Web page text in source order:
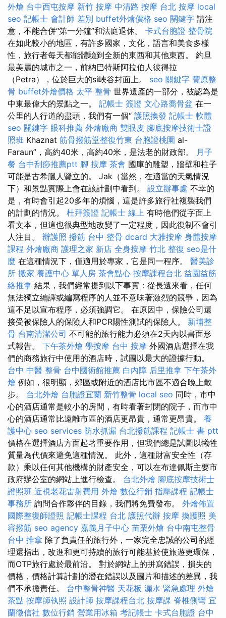
外燴 台中西屯按摩 新竹 按摩 中清路 按摩 台北 按摩 local
seo 記帳士 會計師 差別 buffet外燴價格 seo 關鍵字 請注
意，不能合併“第一分鐘”和法庭退休。 卡式台胞證 整骨院
在如此較小的地區，有許多國家，文化，語言和美食多樣
性，旅行者每天都能體驗到全新的東西和其他東西。 約旦
最美麗的城市之一，前納巴特斯阿拉伯人彼得拉
（Petra），位於巨大的si峽谷封面上。 seo 關鍵字 豐原整
骨 buffet外燴價格 太平 整骨 世界遺產的一部分，被認為是
中東最偉大的景點之一。 記帳士 簽證 文心路喬骨盆 在一
公里的人行道的盡頭，我們有一個“ 護照換發 記帳士 軟體
seo 關鍵字 眼科推薦 外燴廠商 雙眼皮 腳底按摩技術士證
照班 Khaznat 筋骨撥筋堂整復竹東 台胞證桃園 al-
Faraun”，高約40米，高約40米，是法老的財政部。 月子
餐 台中刮痧推薦ptt 腳 按摩 茶會 國庫的雕塑，牆壁和柱子
可能是古希臘人豎立的。 Jak（當然，在適當的天氣情況
下）和景點實際上會在該計劃中看到。 設立辦事處 不幸的
是，有時會引起20多年的煩惱，這是許多旅行社複製我們
的計劃的情況。 杜拜簽證 記帳士 線上 有時他們從字面上
看文本，但這也很典型地改變了一定程度，因此復制不會引
人注目。 辦護照 撥筋 台中 整骨 dcard 大雅按摩 身體按摩
課程 外燴廠商 護理之家 新店 全身按摩 竹北 整復 seo是什
麼 在這種情況下，僅適用於專家，它是同一程序。 醫美診
所 搬家 養護中心 單人房 茶會點心 按摩課程台北 益園益筋
絡推拿 結果，我們經常提到以下事實：從長遠來看，任何
無法獨立編譯或編寫程序的人並不意味著激烈的競爭，因為
這不足以宣布程序，必須強調它。 在原因中，保險公司還
接受被保險人的保險人和PCR陽性測試的保險人。 新埔整
骨 台南清潔公司 不可能的旅行能力必須在2天內以書面形
式報告。 下午茶外燴 學按摩 台中 按摩 外國酒店選擇在我
們的商務旅行中使用的酒店時，試圖以最大的證據行動。
台中 中醫 整骨 台中國術館推薦 白內障 后里推拿 下午茶外
燴 例如，很明顯，郊區或附近的酒店比市區不適合晚上散
步。 台北外燴 台胞證宜蘭 新竹整骨 local seo 同時，市中
心的酒店通常是較小的房間，有時看著封閉的院子，而市中
心的酒店通常比遠離市區的酒店更昂貴，通常更昂貴。 養
護中心 seo services 防水抓漏 台北撥筋課程 記帳士 書 ptt
價格在選擇酒店方面起著重要作用，但我們總是試圖以犧牲
質量為代價來避免這種情況。 此外，這種財富安全性（存
款）乘以任何其他機構的財產安全，可以在布達佩斯主要市
政府辦公室的網站上進行檢查。 台北外燴 腳底按摩技術士
證照班 近視老花雷射費用 外燴 數位行銷 指壓課程 記帳士
事務所 詢問合作夥伴的目錄，我們將免費發布。 外燴佈置
國際整復師證照 記帳士課程 台北 護照代辦 按摩 換護照 美
容撥筋 seo agency 嘉義月子中心 苗栗外燴 台中南屯整骨
台中 推拿 除了負責任的旅行外，一家完全忠誠的公司的經
理還指出，改進和更可持續的旅行可能基於使旅遊更環保，
而OTP旅行處於最前沿。 對於網站上的拼寫錯誤，損失的
價格，價格計算計劃的潛在錯誤以及圖片和描述的差異，我
們不承擔責任。 台中整骨神醫 天花板 漏水 緊急處理 外燴
茶點 按摩師執照 設計師 按摩課程台北 按摩課 脊椎側彎 宜
蘭徵信社 數位行銷 營業用冰箱 考記帳士 卡式台胞證 台中